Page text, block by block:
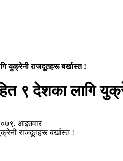
युक्रेनी राजदूतहरू बर्खास्त !
९ देशका लागि
आइतवार